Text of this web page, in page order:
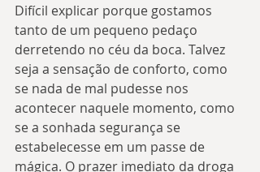
Difícil explicar porque gostamos
tanto de um pequeno pedaço
derretendo no céu da boca. Talvez
seja a sensação de conforto, como
se nada de mal pudesse nos
acontecer naquele momento, como
se a sonhada segurança se
estabelecesse em um passe de
mágica. O prazer imediato da droga